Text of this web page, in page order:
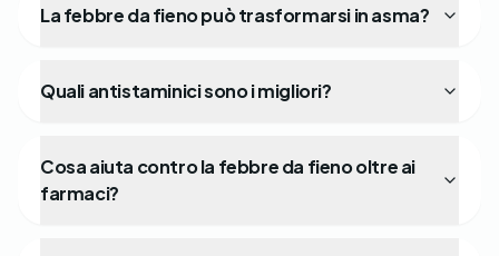
La febbre da fieno può trasformarsi in asma?
Quali antistaminici sono i migliori?
Cosa aiuta contro la febbre da fieno oltre ai
farmaci?